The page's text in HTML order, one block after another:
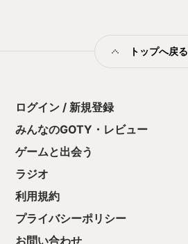
トップへ戻る
ログイン / 新規登録
みんなのGOTY・レビュー
ゲームと出会う
ラジオ
利用規約
プライバシーポリシー
お問い合わせ